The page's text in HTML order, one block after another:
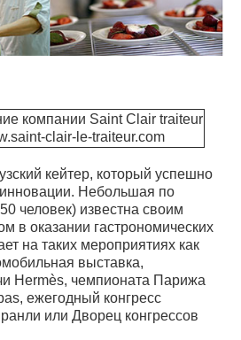
компании Saint Clair traiteur
clair-le-traiteur.com
кейтер, который успешно
инновации. Небольшая по
человек) известна своим
в оказании гастрономических
на таких мероприятиях как
выставка,
Hermès, чемпионата Парижа
ежегодный конгресс
или Дворец конгрессов